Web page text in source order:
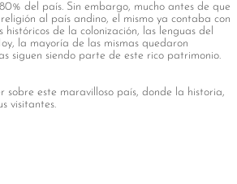
del país. Sin embargo, mucho antes de que
al país andino, el mismo ya contaba con
de la colonización, las lenguas del
la mayoría de las mismas quedaron
siguen siendo parte de este rico patrimonio.
este maravilloso país, donde la historia,
visitantes.